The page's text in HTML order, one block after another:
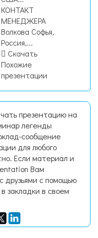
КОНТАКТ
МЕНЕДЖЕРА
Волкова Софья,
Россия,...
Скачать
Похожие
презентации
презентацию на
легенды
сообщение
для любого
Если материал и
Вам
друзьями с помощью
закладки в своем